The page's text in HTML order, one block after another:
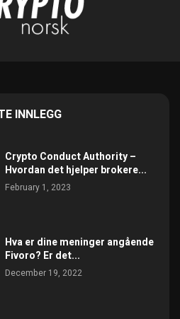
INNLEGG
Crypto Conduct Authority –
Hvordan det hjelper brokere...
February 1, 2023
Hva er dine meninger angående
Fivoro? Er det...
December 19, 2022